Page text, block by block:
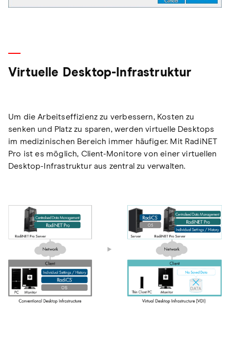
Virtuelle Desktop-Infrastruktur
Um die Arbeitseffizienz zu verbessern, Kosten zu
senken und Platz zu sparen, werden virtuelle Desktops
im medizinischen Bereich immer häufiger. Mit RadiNET
Pro ist es möglich, Client-Monitore von einer virtuellen
Desktop-Infrastruktur aus zentral zu verwalten.